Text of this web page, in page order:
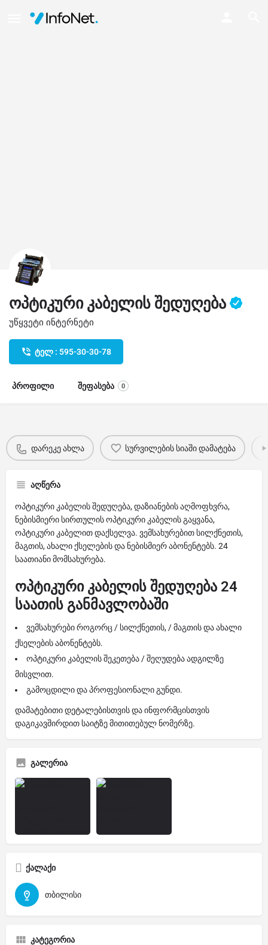
ოპტიკური კაბელის შედუღება
უწყვეტი ინტერნეტი
ტელ : 595-30-30-78
პროფილი შეფასება 0
დარეკე ახლა სურვილების სიაში დამატება
აღწერა
ოპტიკური კაბელის შედუღება, დაზიანების აღმოფხვრა,
ნებისმიერი სირთულის ოპტიკური კაბელის გაყვანა,
ოპტიკური კაბელით დაქსელვა. ვემსახურებით სილქნეთის,
მაგთის, ახალი ქსელების და ნებისმიერ აბონენტებს. 24
საათიანი მომსახურება.
ოპტიკური კაბელის შედუღება 24
საათის განმავლობაში
ვემსახურები როგორც / სილქნეთის, / მაგთის და ახალი
ქსელების აბონენტებს.
ოპტიკური კაბელის შეკეთება / შეღუდება ადგილზე
მისვლით.
გამოცდილი და პროფესიონალი გუნდი.
დამატებითი დეტალებისთვის და ინფორმცისთვის
დაგიკავშირდით საიტზე მითითებულ ნომერზე.
გალერია
ქალაქი
თბილისი
კატეგორია